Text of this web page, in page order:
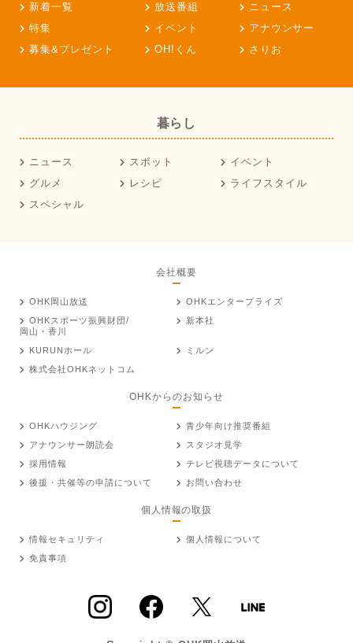
新着一覧 放送番組
ニュース
特集
イベント
アナウンサー
募集&プレゼント
OH!くん さりお
暮らし
ニュース スポット
イベント
グルメ
レシピ
ライフスタイル
スペシャル
会社概要
OHK岡山放送
OHKエンタープライズ
OHKスポーツ振興財団/
岡山・香川
新本社
KURUNホール
ミルン
株式会社OHKネットコム
OHKからのお知らせ
OHKハウジング
青少年向け推奨番組
アナウンサー朗読会
スタジオ見学
採用情報
テレビ視聴データについて
後援・共催等の申請について
お問い合わせ
個人情報の取扱
情報セキュリティ
個人情報について
免責事項